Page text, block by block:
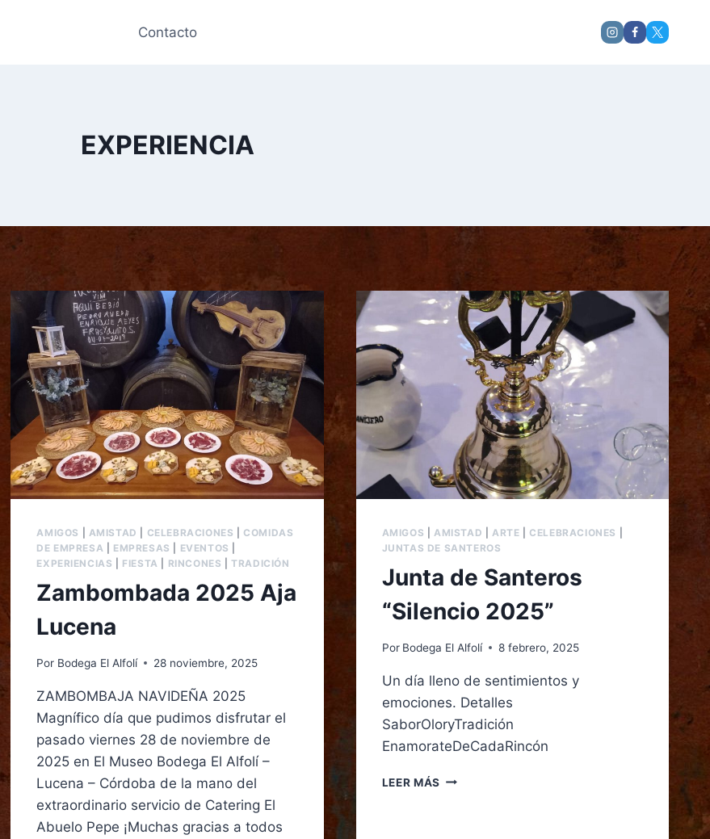
Contacto
EXPERIENCIA
AMIGOS AMISTAD CELEBRACIONES
COMIDAS
DE EMPRESA
EMPRESAS EVENTOS
EXPERIENCIAS
FIESTA RINCONES |TRADICIÓN
Zambombada 2025 Aja
Lucena
Por Bodega El Alfolí 28 noviembre, 2025
ZAMBOMBAJA NAVIDEÑA 2025
Magnífico día que pudimos disfrutar el
pasado viernes 28 de noviembre de
2025 en El Museo Bodega El Alfolí –
Lucena – Córdoba de la mano del
extraordinario servicio de Catering El
Abuelo Pepe ¡Muchas gracias a todos
AMIGOS |AMISTAD ARTE CELEBRACIONES
JUNTAS DE SANTEROS
Junta de Santeros
“Silencio 2025”
Por Bodega El Alfolí 8 febrero, 2025
Un día lleno de sentimientos y
emociones. Detalles
SaborOloryTradición
EnamorateDeCadaRincón
LEER MÁS